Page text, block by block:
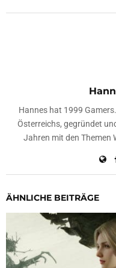
Hannes hat 1999
Österreichs, gegründet
Jahren mit den Themen
ÄHNLICHE BEITRÄGE